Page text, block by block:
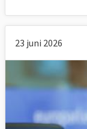
23 juni 2026